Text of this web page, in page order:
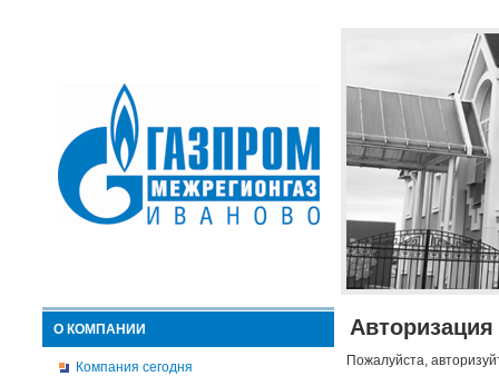
О КОМПАНИИ
Компания сегодня
Авторизация
Пожалуйста,